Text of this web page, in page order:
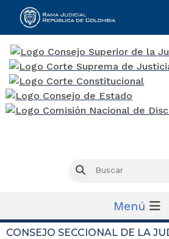
Buscar
Menú
CONSEJO SECCIONAL DE LA